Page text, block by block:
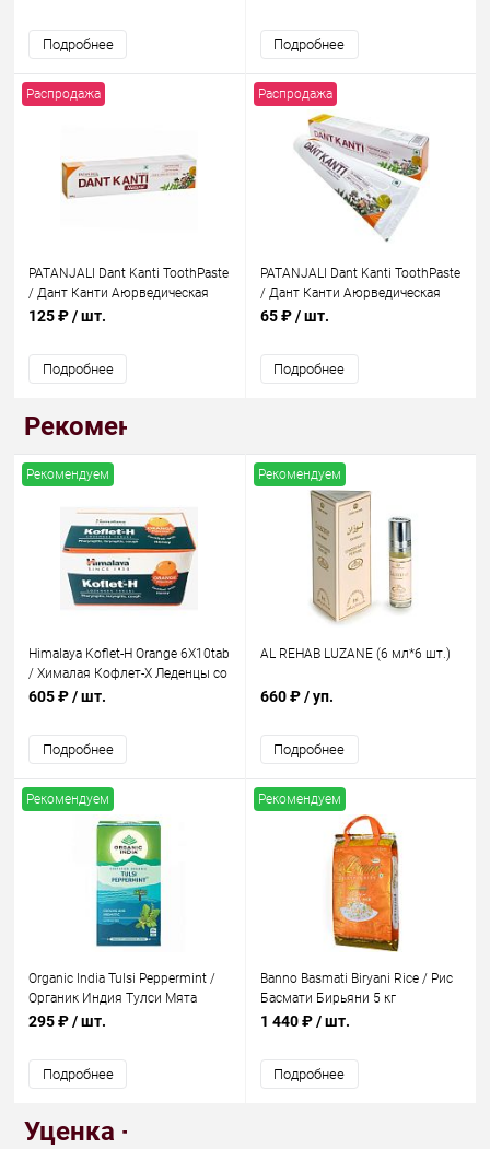
Подробнее Подробнее
Распродажа
PATANJALI Dant Kanti ToothPaste
/ Дант Канти Аюрведическая
Зубная Паста 200 г
125 ₽/ шт.
Подробнее
Распродажа
PATANJALI Dant Kanti ToothPaste
/ Дант Канти Аюрведическая
Зубная Паста 100 г
65 ₽/ шт.
Подробнее
Рекомендуем
Рекомендуем
Himalaya Koflet-H Orange 6X10tab
/ Хималая Кофлет-Х Леденцы со
Вкусом апельсинь 6X 60 таб.
605 ₽/ шт.
Подробнее
Рекомендуем
AL REHAB LUZANE (6 мл*6 шт.)
660 ₽/ уп.
Подробнее
Рекомендуем
Organic India Tulsi Peppermint /
Органик Индия Тулси Мята
перечная Тулси 25 Чайные
295 ₽/ шт.
Подробнее
Рекомендуем
Banno Basmati Biryani Rice / Рис
Басмати Бирьяни 5 кг
1 440 ₽/ шт.
Подробнее
Уценка -10%